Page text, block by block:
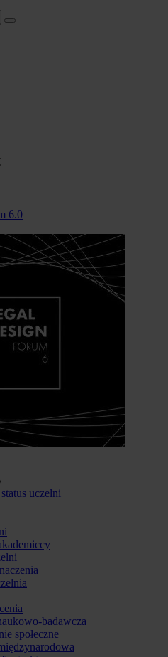
6.0
uczelni
badawcza
społeczne